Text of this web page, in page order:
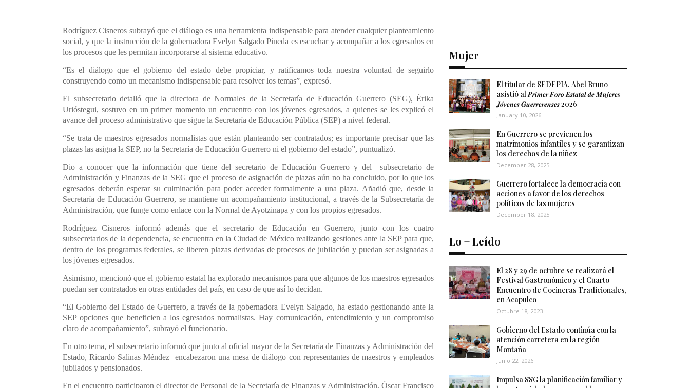
Rodríguez Cisneros subrayó que el diálogo es una herramienta indispensable para atender cualquier planteamiento
social, y que la instrucción de la gobernadora Evelyn Salgado Pineda es escuchar y acompañar a los egresados en
los procesos que les permitan incorporarse al sistema educativo.
“Es el diálogo que el gobierno del estado debe propiciar, y ratificamos toda nuestra voluntad de seguirlo
construyendo como un mecanismo indispensable para resolver los temas”, expresó.
El subsecretario detalló que la directora de Normales de la Secretaría de Educación Guerrero (SEG), Érika
Urióstegui, sostuvo en un primer momento un encuentro con los jóvenes egresados, a quienes se les explicó el
avance del proceso administrativo que sigue la Secretaría de Educación Pública (SEP) a nivel federal.
“Se trata de maestros egresados normalistas que están planteando ser contratados; es importante precisar que las
plazas las asigna la SEP, no la Secretaría de Educación Guerrero ni el gobierno del estado”, puntualizó.
Dio a conocer que la información que tiene del secretario de Educación Guerrero y del subsecretario de
Administración y Finanzas de la SEG que el proceso de asignación de plazas aún no ha concluido, por lo que los
egresados deberán esperar su culminación para poder acceder formalmente a una plaza. Añadió que, desde la
Secretaría de Educación Guerrero, se mantiene un acompañamiento institucional, a través de la Subsecretaría de
Administración, que funge como enlace con la Normal de Ayotzinapa y con los propios egresados.
Rodríguez Cisneros informó además que el secretario de Educación en Guerrero, junto con los cuatro
subsecretarios de la dependencia, se encuentra en la Ciudad de México realizando gestiones ante la SEP para que,
dentro de los programas federales, se liberen plazas derivadas de procesos de jubilación y puedan ser asignadas a
los jóvenes egresados.
Asimismo, mencionó que el gobierno estatal ha explorado mecanismos para que algunos de los maestros egresados
puedan ser contratados en otras entidades del país, en caso de que así lo decidan.
“El Gobierno del Estado de Guerrero, a través de la gobernadora Evelyn Salgado, ha estado gestionando ante la
SEP opciones que beneficien a los egresados normalistas. Hay comunicación, entendimiento y un compromiso
claro de acompañamiento”, subrayó el funcionario.
En otro tema, el subsecretario informó que junto al oficial mayor de la Secretaría de Finanzas y Administración del
Estado, Ricardo Salinas Méndez encabezaron una mesa de diálogo con representantes de maestros y empleados
jubilados y pensionados.
En el encuentro participaron el director de Personal de la Secretaría de Finanzas y Administración, Óscar Francisco
Mujer
El titular de SEDEPIA, Abel Bruno
asistió al 𝑷𝒓𝒊𝒎𝒆𝒓 𝑭𝒐𝒓𝒐 𝑬𝒔𝒕𝒂𝒕𝒂𝒍 𝒅𝒆 𝑴𝒖𝒋𝒆𝒓𝒆𝒔
𝑱𝒐́𝒗𝒆𝒏𝒆𝒔 𝑮𝒖𝒆𝒓𝒓𝒆𝒓𝒆𝒏𝒔𝒆𝒔 2026
January 10, 2026
En Guerrero se previenen los
matrimonios infantiles y se garantizan
los derechos de la niñez
December 28, 2025
Guerrero fortalece la democracia con
acciones a favor de los derechos
políticos de las mujeres
December 18, 2025
Lo + Leído
El 28 y 29 de octubre se realizará el
Festival Gastronómico y el Cuarto
Encuentro de Cocineras Tradicionales,
en Acapulco
Octubre 18, 2023
Gobierno del Estado continúa con la
atención carretera en la región
Montaña
Junio 22, 2026
Impulsa SSG la planificación familiar y